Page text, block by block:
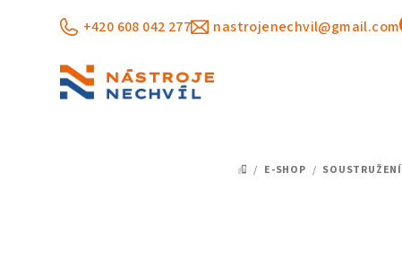
+420 608 042 277 nastrojenechvil@gmail.com
DOMŮ
/ E-SHOP / SOUSTRUŽENÍ